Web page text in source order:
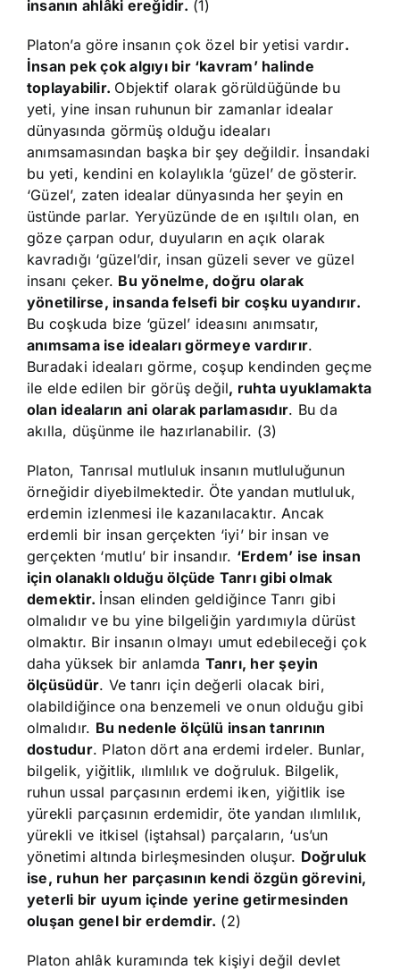
insanın ahlâki ereğidir. (1)
Platon’a göre insanın çok özel bir yetisi vardır.
İnsan pek çok algıyı bir ‘kavram’ halinde
toplayabilir. Objektif olarak görüldüğünde bu
yeti, yine insan ruhunun bir zamanlar idealar
dünyasında görmüş olduğu ideaları
anımsamasından başka bir şey değildir. İnsandaki
bu yeti, kendini en kolaylıkla ‘güzel’ de gösterir.
‘Güzel’, zaten idealar dünyasında her şeyin en
üstünde parlar. Yeryüzünde de en ışıltılı olan, en
göze çarpan odur, duyuların en açık olarak
kavradığı ‘güzel’dir, insan güzeli sever ve güzel
insanı çeker. Bu yönelme, doğru olarak
yönetilirse, insanda felsefi bir coşku uyandırır.
Bu coşkuda bize ‘güzel’ ideasını anımsatır,
anımsama ise ideaları görmeye vardırır.
Buradaki ideaları görme, coşup kendinden geçme
ile elde edilen bir görüş değil, ruhta uyuklamakta
olan ideaların ani olarak parlamasıdır. Bu da
akılla, düşünme ile hazırlanabilir. (3)
Platon, Tanrısal mutluluk insanın mutluluğunun
örneğidir diyebilmektedir. Öte yandan mutluluk,
erdemin izlenmesi ile kazanılacaktır. Ancak
erdemli bir insan gerçekten ‘iyi’ bir insan ve
gerçekten ‘mutlu’ bir insandır. ‘Erdem’ ise insan
için olanaklı olduğu ölçüde Tanrı gibi olmak
demektir. İnsan elinden geldiğince Tanrı gibi
olmalıdır ve bu yine bilgeliğin yardımıyla dürüst
olmaktır. Bir insanın olmayı umut edebileceği çok
daha yüksek bir anlamda Tanrı, her şeyin
ölçüsüdür. Ve tanrı için değerli olacak biri,
olabildiğince ona benzemeli ve onun olduğu gibi
olmalıdır. Bu nedenle ölçülü insan tanrının
dostudur. Platon dört ana erdemi irdeler. Bunlar,
bilgelik, yiğitlik, ılımlılık ve doğruluk. Bilgelik,
ruhun ussal parçasının erdemi iken, yiğitlik ise
yürekli parçasının erdemidir, öte yandan ılımlılık,
yürekli ve itkisel (iştahsal) parçaların, ‘us’un
yönetimi altında birleşmesinden oluşur. Doğruluk
ise, ruhun her parçasının kendi özgün görevini,
yeterli bir uyum içinde yerine getirmesinden
oluşan genel bir erdemdir. (2)
Platon ahlâk kuramında tek kişiyi değil devlet